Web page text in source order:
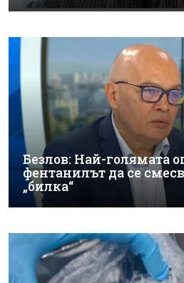
Безлов: Най-голямата
фентанилът да се
„билка“